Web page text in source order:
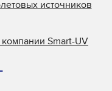
источников
Smart-UV